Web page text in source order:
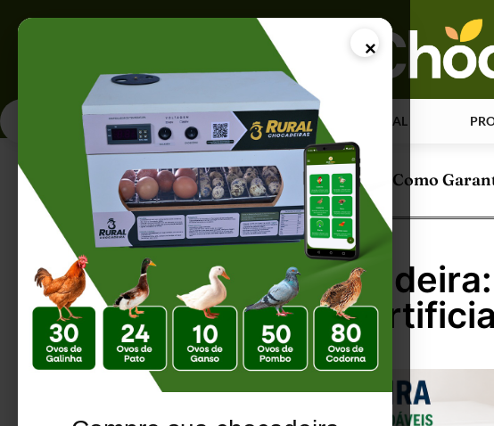
×
PÁGINA INICIAL
Página Inicial |Higiene da Chocadeira: Como
Higiene da
uma Incubação
Eficiente